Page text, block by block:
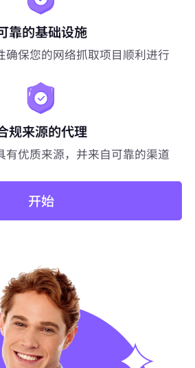
靠的基础设施
确保您的网络抓取项目顺利进行
规来源的代理
有优质来源，并来自可靠的渠道
开始